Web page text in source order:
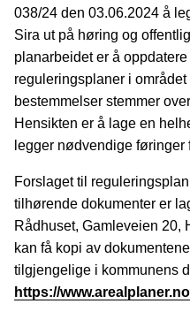
038/24 den 03.06.2024 å
Sira ut på høring og
planarbeidet er å
reguleringsplaner i
bestemmelser stemmer
Hensikten er å lage en
legger nødvendige føringer
Forslaget til
tilhørende dokumenter er
Rådhuset, Gamleveien 20,
kan få kopi av
tilgjengelige i kommunens
https://